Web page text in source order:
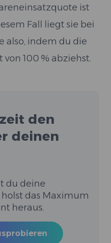
ist
Fall liegt sie bei
also, indem du die
100 % abziehst.
den
deinen
du deine
das Maximum
heraus.